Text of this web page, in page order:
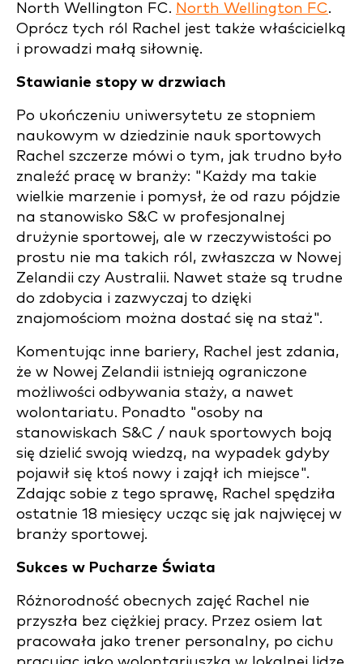
North Wellington FC. North Wellington FC.
Oprócz tych ról Rachel jest także właścicielką
i prowadzi małą siłownię.
Stawianie stopy w drzwiach
Po ukończeniu uniwersytetu ze stopniem
naukowym w dziedzinie nauk sportowych
Rachel szczerze mówi o tym, jak trudno było
znaleźć pracę w branży: "Każdy ma takie
wielkie marzenie i pomysł, że od razu pójdzie
na stanowisko S&C w profesjonalnej
drużynie sportowej, ale w rzeczywistości po
prostu nie ma takich ról, zwłaszcza w Nowej
Zelandii czy Australii. Nawet staże są trudne
do zdobycia i zazwyczaj to dzięki
znajomościom można dostać się na staż".
Komentując inne bariery, Rachel jest zdania,
że w Nowej Zelandii istnieją ograniczone
możliwości odbywania staży, a nawet
wolontariatu. Ponadto "osoby na
stanowiskach S&C / nauk sportowych boją
się dzielić swoją wiedzą, na wypadek gdyby
pojawił się ktoś nowy i zajął ich miejsce".
Zdając sobie z tego sprawę, Rachel spędziła
ostatnie 18 miesięcy ucząc się jak najwięcej w
branży sportowej.
Sukces w Pucharze Świata
Różnorodność obecnych zajęć Rachel nie
przyszła bez ciężkiej pracy. Przez osiem lat
pracowała jako trener personalny, po cichu